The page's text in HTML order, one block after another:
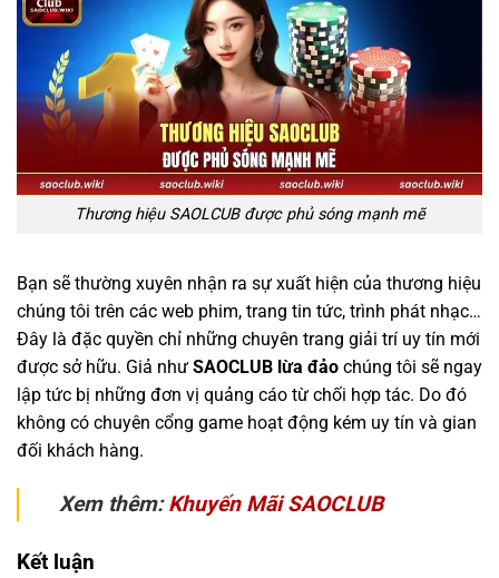
Thương hiệu SAOLCUB được phủ sóng mạnh mẽ
Bạn sẽ thường xuyên nhận ra sự xuất hiện của thương hiệu
chúng tôi trên các web phim, trang tin tức, trình phát nhạc…
Đây là đặc quyền chỉ những chuyên trang giải trí uy tín mới
được sở hữu. Giả như SAOCLUB lừa đảo chúng tôi sẽ ngay
lập tức bị những đơn vị quảng cáo từ chối hợp tác. Do đó
không có chuyên cổng game hoạt động kém uy tín và gian
đối khách hàng.
Xem thêm:Khuyến Mãi SAOCLUB
Kết luận